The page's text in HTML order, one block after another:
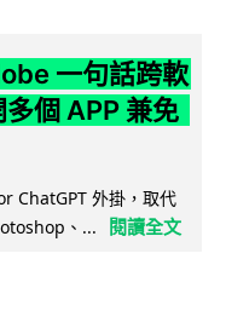
一句話跨軟
個 APP 兼免
ChatGPT 外掛，取代
、...
閱讀全文